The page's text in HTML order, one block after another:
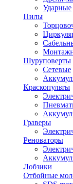
Ударные
Пилы
Шуруповерты
Сетевые
Краскопульты
Граверы
Реноваторы
Лобзики
Отбойные